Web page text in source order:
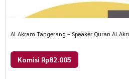
Al Akram Tangerang – Speaker Quran Al
Komisi Rp82.005